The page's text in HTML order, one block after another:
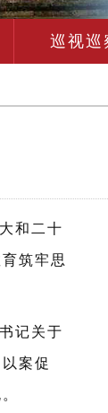
巡视巡
和二十
筑牢思
记关于
案促